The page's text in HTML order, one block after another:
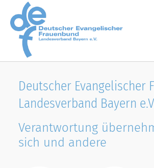
Skip to main content
Deutscher Evangelischer
Landesverband Bayern
Verantwortung
sich und andere